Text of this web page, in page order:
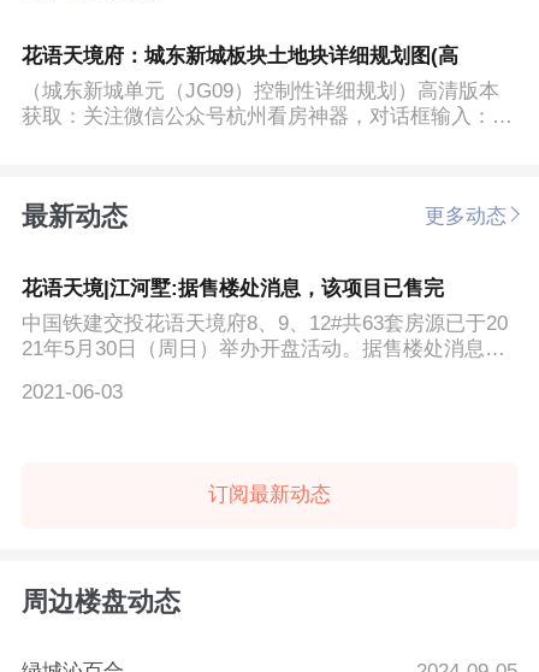
花语天境府：城东新城板块土地块详细规划图(高
（城东新城单元（JG09）控制性详细规划）高清版本
获取：关注微信公众号杭州看房神器，对话框输入：城
最新动态 更多动态
花语天境|江河墅:据售楼处消息，该项目已售完
中国铁建交投花语天境府8、9、12#共63套房源已于20
21年5月30日（周日）举办开盘活动。据售楼处消息，
2021-06-03
订阅最新动态
周边楼盘动态